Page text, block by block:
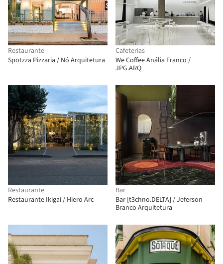
Restaurante
Spotzza Pizzaria / Nó Arquitetura
Cafeterias
We Coffee Anália Franco /
JPG.ARQ
Restaurante
Restaurante Ikigai / Hiero Arc
Bar
Bar [t3chno.DELTA] / Jeferson
Branco Arquitetura